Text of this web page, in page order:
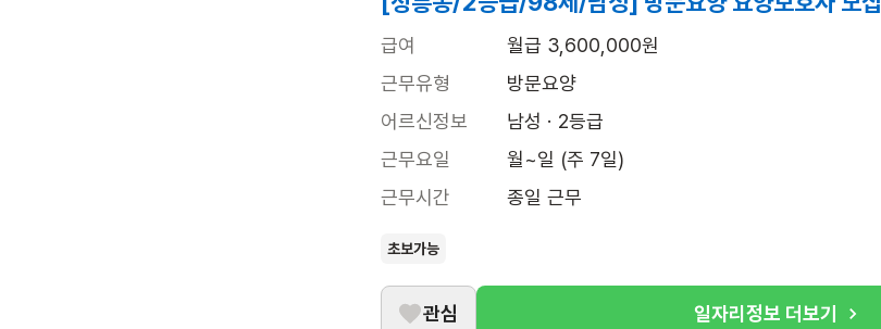
급여
월급 3,600,000원
근무유형
방문요양
어르신정보
남성 · 2등급
근무요일
월~일 (주 7일)
근무시간
종일 근무
초보가능
관심 일자리정보 더보기